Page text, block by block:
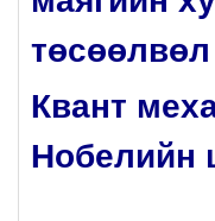
төсөөлвөл
Квант
Нобелийн